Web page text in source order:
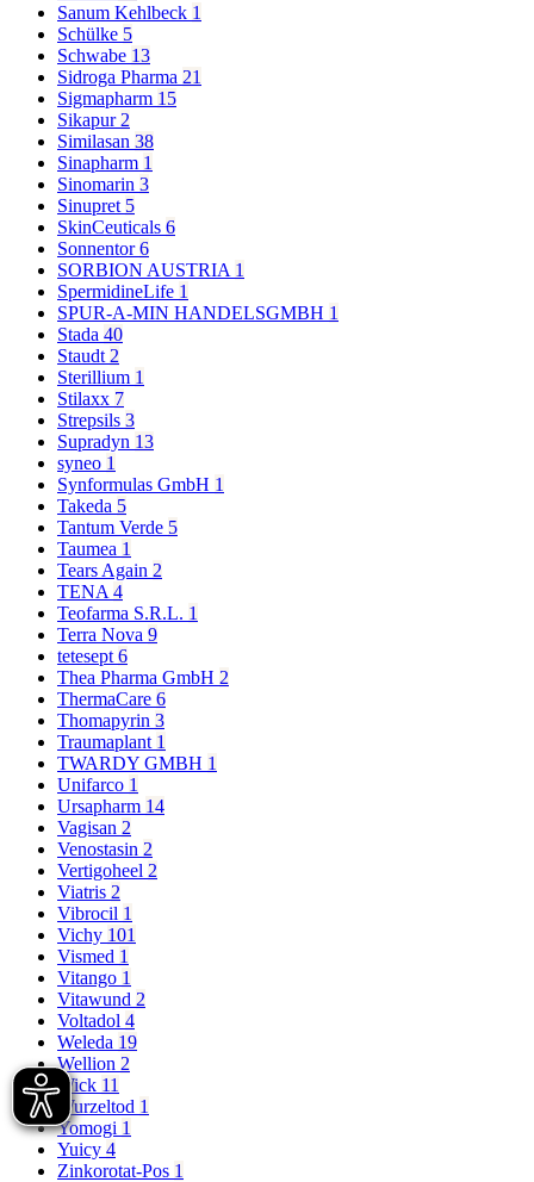
Sanum Kehlbeck 1
Schülke 5
Schwabe 13
Sidroga Pharma 21
Sigmapharm 15
Sikapur 2
Similasan 38
Sinapharm 1
Sinomarin 3
Sinupret 5
SkinCeuticals 6
Sonnentor6
SORBION AUSTRIA 1
SpermidineLife 1
SPUR-A-MIN HANDELSGMBH 1
Stada 40
Staudt 2
Sterillium 1
Stilaxx 7
Strepsils 3
Supradyn 13
syneo 1
Synformulas GmbH 1
Takeda 5
Tantum Verde 5
Taumea 1
Tears Again 2
TENA 4
Teofarma S.R.L. 1
Terra Nova 9
tetesept 6
Thea Pharma GmbH 2
ThermaCare 6
Thomapyrin 3
Traumaplant 1
TWARDY GMBH 1
Unifarco 1
Ursapharm 14
Vagisan 2
Venostasin 2
Vertigoheel 2
Viatris 2
Vibrocil 1
Vichy 101
Vismed 1
Vitango 1
Vitawund 2
Voltadol 4
Weleda 19
Wellion 2
Wick 11
Wurzeltod 1
Yomogi 1
Yuicy 4
Zinkorotat-Pos 1